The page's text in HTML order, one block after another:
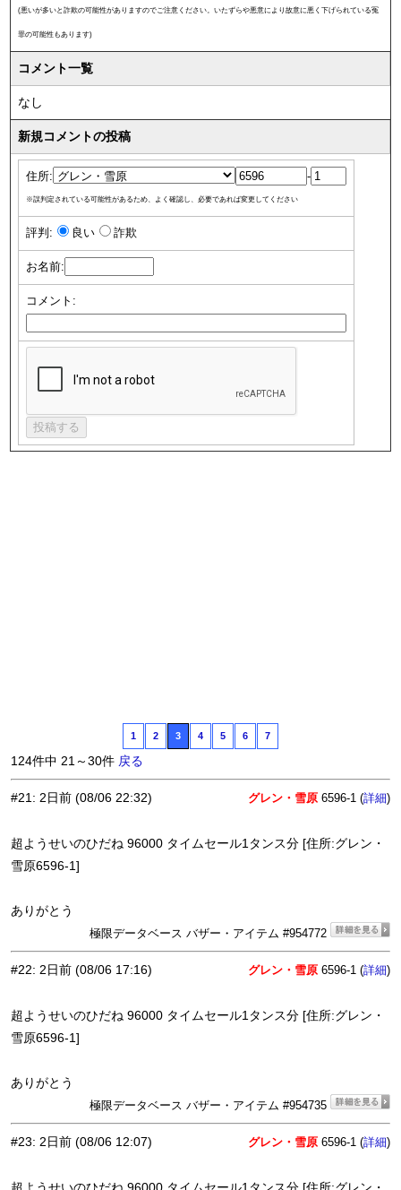
(悪いが多いと詐欺の可能性がありますのでご注意ください。いたずらや悪意により故意に悪く下げられている冤
罪の可能性もあります)
コメント一覧
なし
新規コメントの投稿
住所: -
※誤判定されている可能性があるため、よく確認し、必要であれば変更してください
評判: 良い 詐欺
お名前:
コメント:
1 2 3 4 5 6 7
124件中 21～30件 戻る
#21: 2日前 (08/06 22:32) グレン・雪原 6596-1 (詳細)
超ようせいのひだね 96000 タイムセール1タンス分 [住所:グレン・
雪原6596-1]
ありがとう
極限データベース バザー・アイテム #954772
#22: 2日前 (08/06 17:16) グレン・雪原 6596-1 (詳細)
超ようせいのひだね 96000 タイムセール1タンス分 [住所:グレン・
雪原6596-1]
ありがとう
極限データベース バザー・アイテム #954735
#23: 2日前 (08/06 12:07) グレン・雪原 6596-1 (詳細)